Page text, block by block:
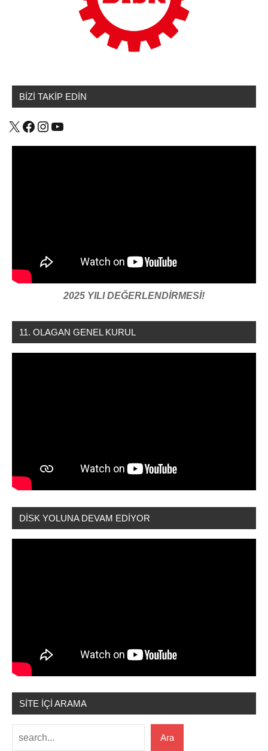
BİZİ TAKİP EDİN
X Facebook
Instagram
YouTube
2025 YILI DEĞERLENDİRMESİ!
11. OLAGAN GENEL KURUL
DİSK YOLUNA DEVAM EDİYOR
SİTE İÇİ ARAMA
Ara